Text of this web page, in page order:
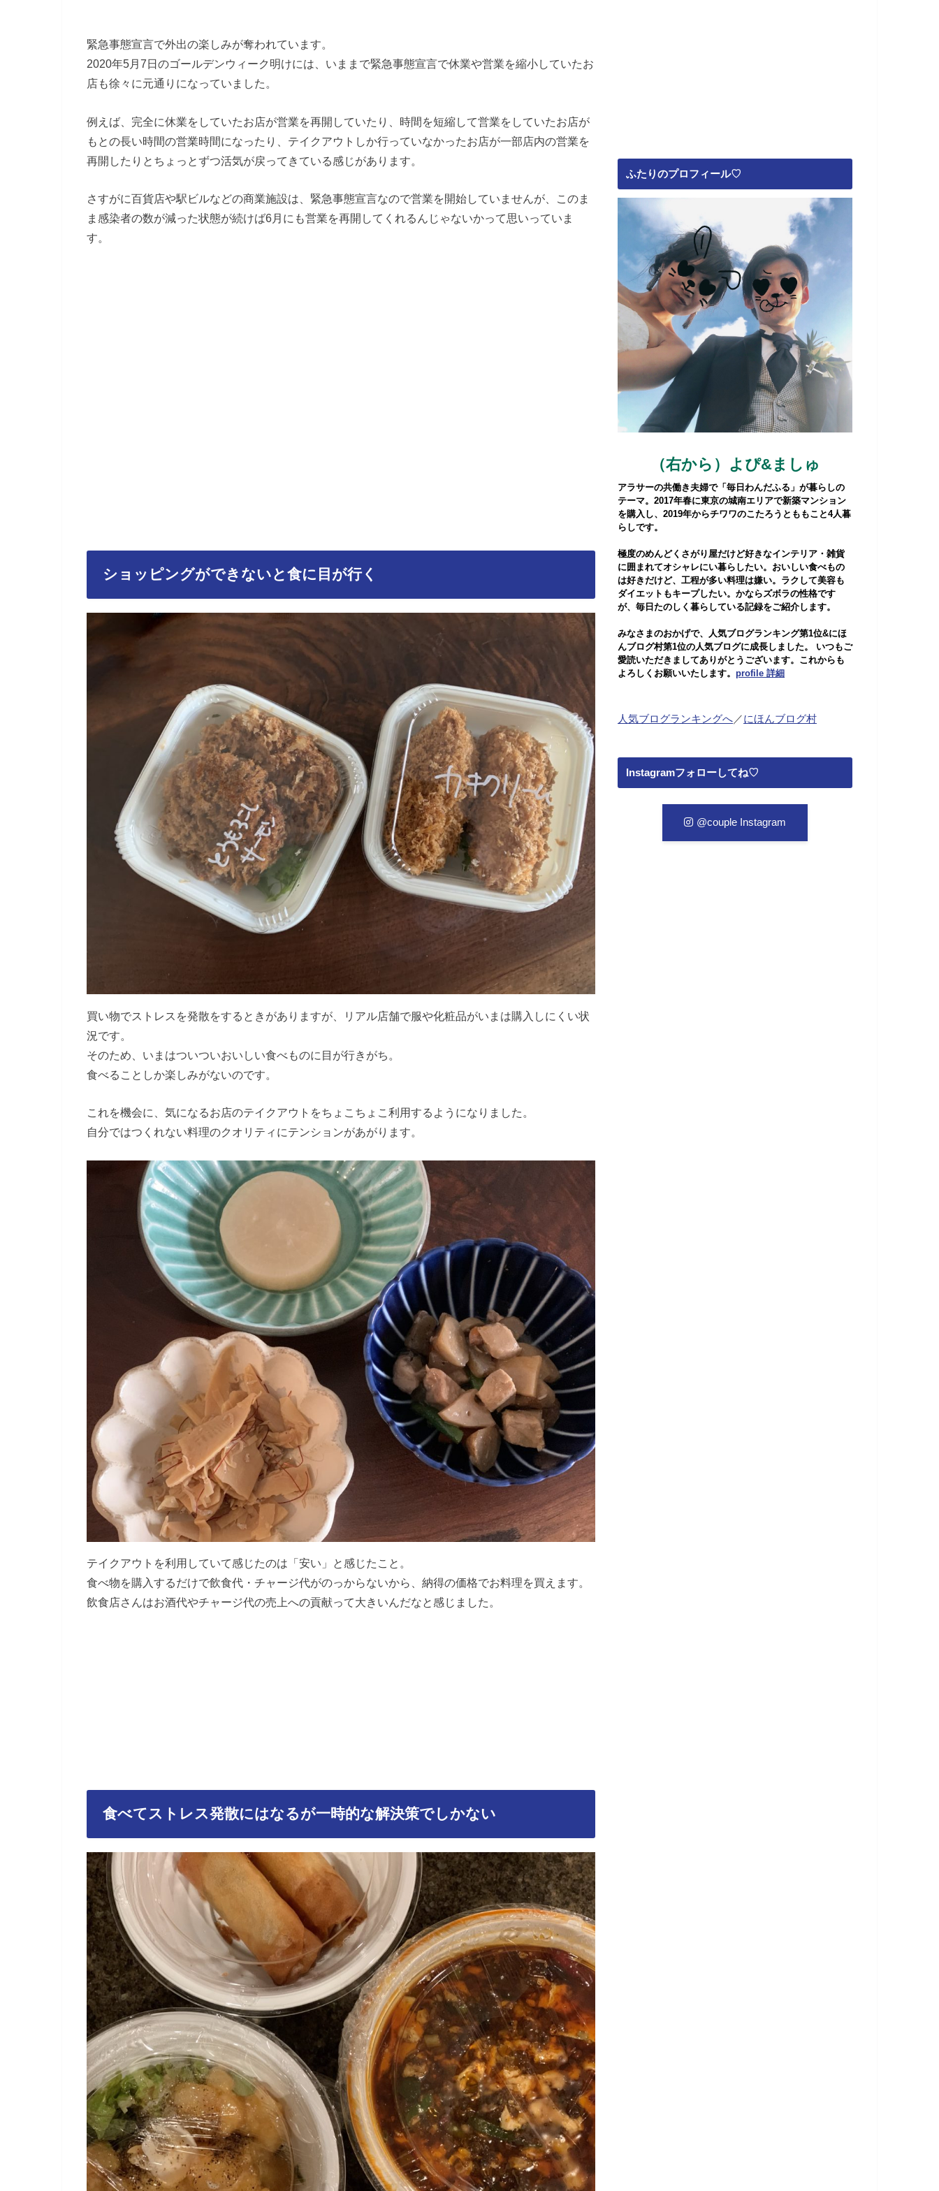
緊急事態宣言で外出の楽しみが奪われています。
2020年5月7日のゴールデンウィーク明けには、いままで緊急事態宣言で休業や営業を縮小していたお
店も徐々に元通りになっていました。
例えば、完全に休業をしていたお店が営業を再開していたり、時間を短縮して営業をしていたお店が
もとの長い時間の営業時間になったり、テイクアウトしか行っていなかったお店が一部店内の営業を
再開したりとちょっとずつ活気が戻ってきている感じがあります。
さすがに百貨店や駅ビルなどの商業施設は、緊急事態宣言なので営業を開始していませんが、このま
ま感染者の数が減った状態が続けば6月にも営業を再開してくれるんじゃないかって思いっていま
す。
ショッピングができないと食に目が行く
買い物でストレスを発散をするときがありますが、リアル店舗で服や化粧品がいまは購入しにくい状
況です。
そのため、いまはついついおいしい食べものに目が行きがち。
食べることしか楽しみがないのです。
これを機会に、気になるお店のテイクアウトをちょこちょこ利用するようになりました。
自分ではつくれない料理のクオリティにテンションがあがります。
テイクアウトを利用していて感じたのは「安い」と感じたこと。
食べ物を購入するだけで飲食代・チャージ代がのっからないから、納得の価格でお料理を買えます。
飲食店さんはお酒代やチャージ代の売上への貢献って大きいんだなと感じました。
食べてストレス発散にはなるが一時的な解決策でしかない
ふたりのプロフィール♡
（右から）よぴ&ましゅ
アラサーの共働き夫婦で「毎日わんだふる」が暮らしの
テーマ。2017年春に東京の城南エリアで新築マンション
を購入し、2019年からチワワのこたろうとももこと4人暮
らしです。
極度のめんどくさがり屋だけど好きなインテリア・雑貨
に囲まれてオシャレにい暮らしたい。おいしい食べもの
は好きだけど、工程が多い料理は嫌い。ラクして美容も
ダイエットもキープしたい。かならズボラの性格です
が、毎日たのしく暮らしている記録をご紹介します。
みなさまのおかげで、人気ブログランキング第1位&にほ
んブログ村第1位の人気ブログに成長しました。 いつもご
愛読いただきましてありがとうございます。これからも
よろしくお願いいたします。 profile 詳細
人気ブログランキングへ／にほんブログ村
Instagramフォローしてね♡
@couple Instagram